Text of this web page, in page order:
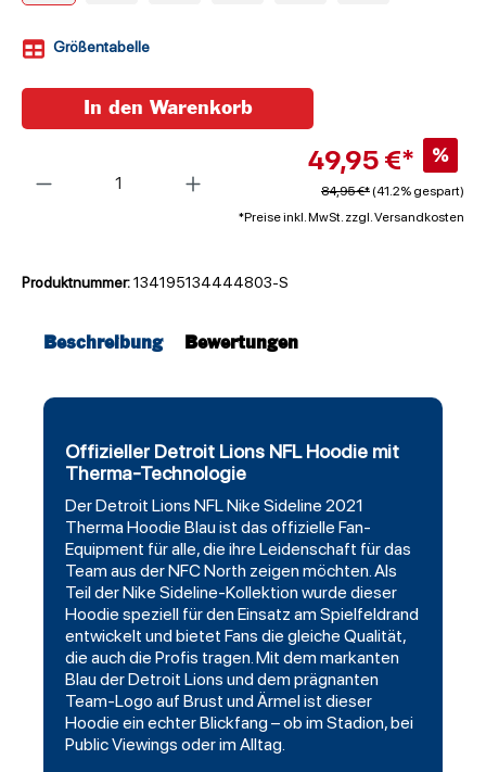
Größentabelle
49,95 €* %
84,95 €* (41.2% gespart)
*Preise inkl. MwSt. zzgl. Versandkosten
In den Warenkorb
Produktnummer:134195134444803-S
Beschreibung Bewertungen
Offizieller Detroit Lions NFL Hoodie mit
Therma-Technologie
DerDetroit Lions NFL Nike Sideline 2021
ThermaHoodie Blau ist das offizielle Fan-
Equipment für alle, die ihre Leidenschaft für das
Team aus der NFC North zeigen möchten. Als
Teil der Nike Sideline-Kollektion wurde dieser
Hoodie speziell für den Einsatz am Spielfeldrand
entwickelt und bietet Fans die gleiche Qualität,
die auch die Profis tragen. Mit dem markanten
Blau der Detroit Lions und dem prägnanten
Team-Logo auf Brust und Ärmel ist dieser
Hoodie ein echter Blickfang – ob im Stadion, bei
Public Viewings oder im Alltag.